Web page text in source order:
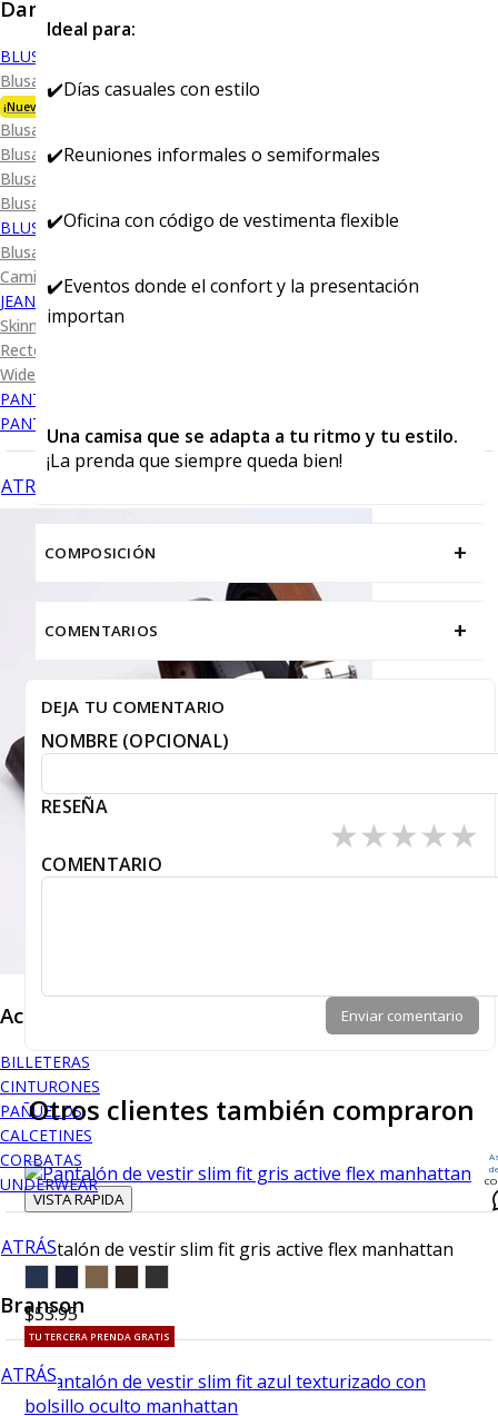
Dama
BLUSA
Blusa Premium Bambú
¡Nueva Colección!
Blusa Performance
Blusa Piqué
Blusa Oxford
Blusa de Vestir
BLUSA SPORT
Blusa Sport Lisa
Camiseta Lisa
JEANS
Skinny Levanta Pompis
Recto Levanta Pompis
Wide Leg
PANTALÓN DE VESTIR
PANTALÓN CASUAL
ATRÁS
Accesorios
BILLETERAS
CINTURONES
PAÑUELOS
CALCETINES
CORBATAS
UNDERWEAR
ATRÁS
Branson
ATRÁS
Ideal para:
✔️Días casuales con estilo
✔️Reuniones informales o semiformales
✔️Oficina con código de vestimenta flexible
✔️Eventos donde el confort y la presentación
importan
Una camisa que se adapta a tu ritmo y tu estilo.
¡La prenda que siempre queda bien!
COMPOSICIÓN +
COMENTARIOS +
DEJA TU COMENTARIO
NOMBRE (OPCIONAL)
RESEÑA
★
★
★
★
★
COMENTARIO
Enviar comentario
Otros clientes también compraron
VISTA RAPIDA
Pantalón de vestir slim fit gris active flex manhattan
$53.95
TU TERCERA PRENDA GRATIS
de